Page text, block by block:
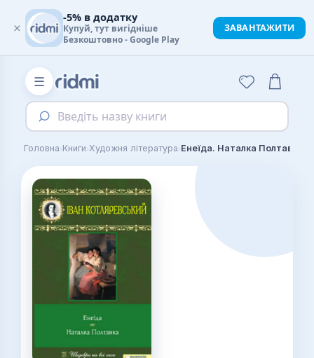
☰
Введіть назву книги
Головна›Книги›Художня література›Енеїда. Наталка Полтавка
×
-5% в додатку
Купуй, тут вигідніше
Безкоштовно - Google Play
ЗАВАНТАЖИТИ